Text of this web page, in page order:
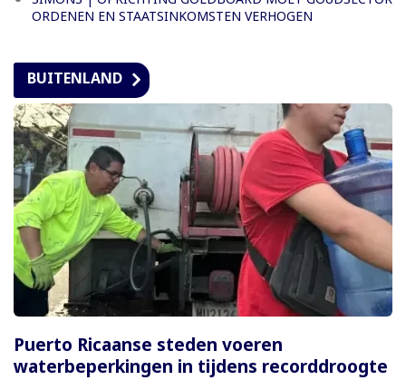
ORDENEN EN STAATSINKOMSTEN VERHOGEN
BUITENLAND
Puerto Ricaanse steden voeren
waterbeperkingen in tijdens recorddroogte